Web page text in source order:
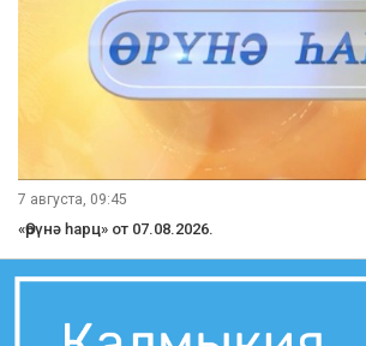
7 августа, 09:45
«Өрүнә һарц» от 07.08.2026.